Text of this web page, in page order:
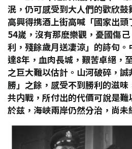
泯，仍可感受到大人們的歡欣
高興得携酒上街高喊「國家出
54嵗，沒有那麽樂觀，憂國傷
利，殘餘歲月送凄涼」的詩句
達8年，血肉長城，艱苦卓絕，
之巨大難以估計。山河破碎，
勝」之餘，感受不到勝利的滋味
共内戰，所付出的代價可說是
於兹，海峽兩岸仍然分治，尚未